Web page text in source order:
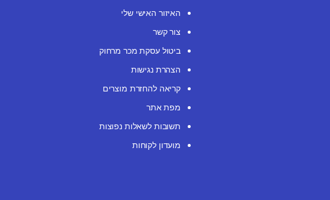
האיזור האישי שלי
צור קשר
ביטול עסקת מכר מרחוק
הצהרת נגישות
קריאה להחזרת מוצרים
מפת אתר
תשובות לשאלות נפוצות
מועדון לקוחות